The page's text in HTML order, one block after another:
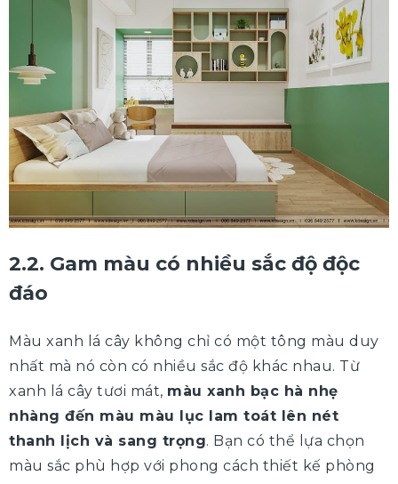
2.2. Gam màu có nhiều sắc độ độc
đáo
Màu xanh lá cây không chỉ có một tông màu duy
nhất mà nó còn có nhiều sắc độ khác nhau. Từ
xanh lá cây tươi mát, màu xanh bạc hà nhẹ
nhàng đến màu màu lục lam toát lên nét
thanh lịch và sang trọng. Bạn có thể lựa chọn
màu sắc phù hợp với phong cách thiết kế phòng